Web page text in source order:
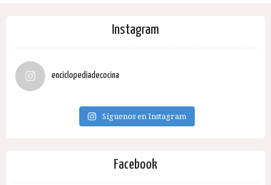
Instagram
enciclopediadecocina
Síguenos en Instagram
Facebook